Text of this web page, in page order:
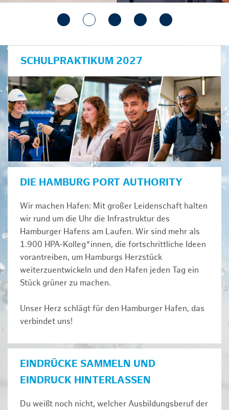
SCHULPRAKTIKUM 2027
DIE HAMBURG PORT AUTHORITY
Wir machen Hafen: Mit großer Leidenschaft halten
wir rund um die Uhr die Infrastruktur des
Hamburger Hafens am Laufen. Wir sind mehr als
1.900 HPA-Kolleg*innen, die fortschrittliche Ideen
vorantreiben, um Hamburgs Herzstück
weiterzuentwickeln und den Hafen jeden Tag ein
Stück grüner zu machen.
Unser Herz schlägt für den Hamburger Hafen, das
verbindet uns!
EINDRÜCKE SAMMELN UND
EINDRUCK HINTERLASSEN
Du weißt noch nicht, welcher Ausbildungsberuf der